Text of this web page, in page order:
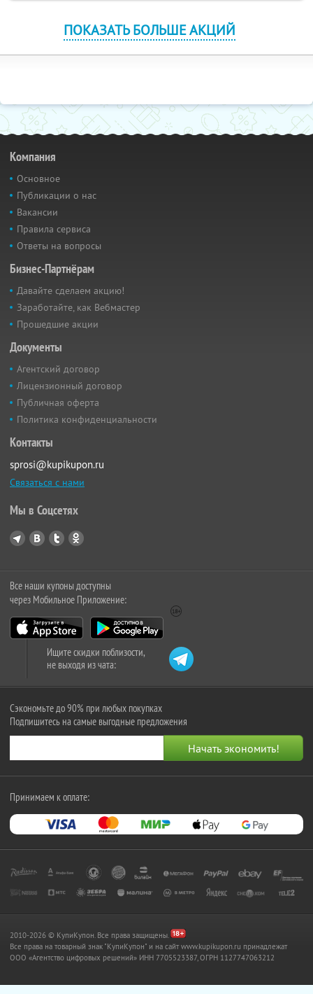
ПОКАЗАТЬ БОЛЬШЕ АКЦИЙ
Компания
Основное
Публикации о нас
Вакансии
Правила сервиса
Ответы на вопросы
Бизнес-Партнёрам
Давайте сделаем акцию!
Заработайте, как Вебмастер
Прошедшие акции
Документы
Агентский договор
Лицензионный договор
Публичная оферта
Политика конфиденциальности
Контакты
sprosi@kupikupon.ru
Связаться с нами
Мы в Соцсетях
Все наши купоны доступны
через Мобильное Приложение:
Ищите скидки поблизости,
не выходя из чата:
Сэкономьте до 90% при любых покупках
Подпишитесь на самые выгодные предложения
Принимаем к оплате:
2010-2026 © КупиКупон. Все права защищены.
Все права на товарный знак "КупиКупон" и на сайт www.kupikupon.ru принадлежат
OOO «Агентство цифровых решений» ИНН 7705523387, ОГРН 1127747063212